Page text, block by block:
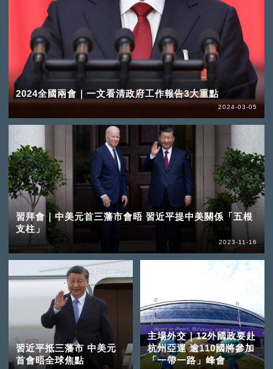
2024全國兩會｜一文看清政府工作報告3大重點
2024-03-05
習拜會｜中美元首三藩市會晤 習近平提中美關係「五根
支柱」
2023-11-16
習近平抵三藩市 中美元
首會晤全球焦點
主場外交｜12外國政要赴
杭州亞運 逾110國將參加
「一帶一路」峰會